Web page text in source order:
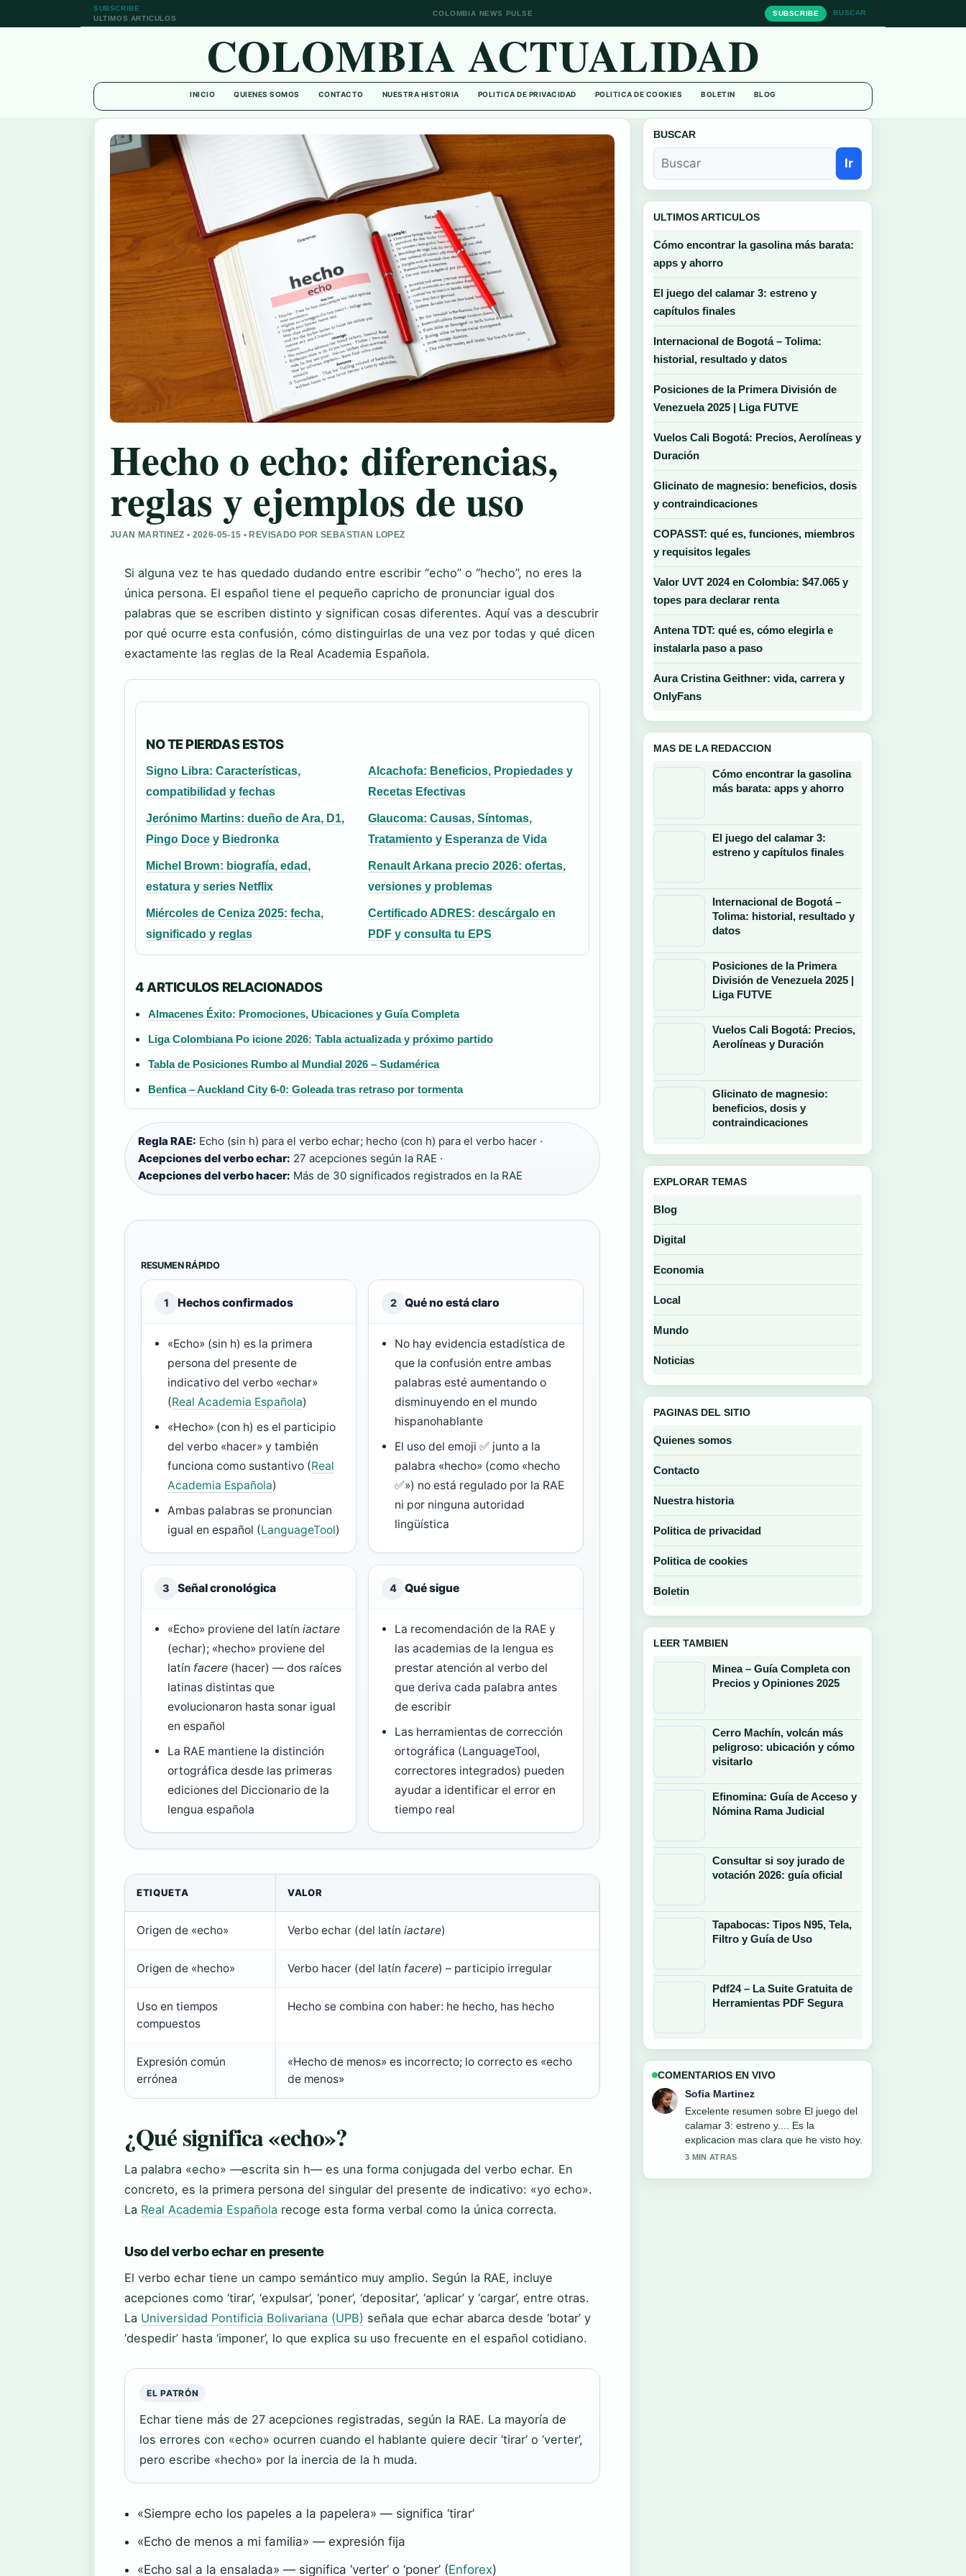
SUBSCRIBE
ULTIMOS ARTICULOS
COLOMBIA NEWS PULSE SUBSCRIBE BUSCAR
COLOMBIA ACTUALIDAD
INICIO QUIENES SOMOS CONTACTO NUESTRA HISTORIA POLITICA DE PRIVACIDAD POLITICA DE COOKIES BOLETIN BLOG
Hecho o echo: diferencias,
reglas y ejemplos de uso
JUAN MARTINEZ • 2026-05-15 • REVISADO POR SEBASTIAN LOPEZ
Si alguna vez te has quedado dudando entre escribir “echo” o “hecho”, no eres la
única persona. El español tiene el pequeño capricho de pronunciar igual dos
palabras que se escriben distinto y significan cosas diferentes. Aquí vas a descubrir
por qué ocurre esta confusión, cómo distinguirlas de una vez por todas y qué dicen
exactamente las reglas de la Real Academia Española.
NO TE PIERDAS ESTOS
Signo Libra: Características,
compatibilidad y fechas
Alcachofa: Beneficios, Propiedades y
Recetas Efectivas
Jerónimo Martins: dueño de Ara, D1,
Pingo Doce y Biedronka
Glaucoma: Causas, Síntomas,
Tratamiento y Esperanza de Vida
Michel Brown: biografía, edad,
estatura y series Netflix
Renault Arkana precio 2026: ofertas,
versiones y problemas
Miércoles de Ceniza 2025: fecha,
significado y reglas
Certificado ADRES: descárgalo en
PDF y consulta tu EPS
4 ARTICULOS RELACIONADOS
Almacenes Éxito: Promociones, Ubicaciones y Guía Completa
Liga Colombiana Po icione 2026: Tabla actualizada y próximo partido
Tabla de Posiciones Rumbo al Mundial 2026 – Sudamérica
Benfica – Auckland City 6-0: Goleada tras retraso por tormenta
Regla RAE: Echo (sin h) para el verbo echar; hecho (con h) para el verbo hacer ·
Acepciones del verbo echar: 27 acepciones según la RAE ·
Acepciones del verbo hacer: Más de 30 significados registrados en la RAE
RESUMEN RÁPIDO
1 Hechos confirmados
«Echo» (sin h) es la primera
persona del presente de
indicativo del verbo «echar»
(Real Academia Española)
«Hecho» (con h) es el participio
del verbo «hacer» y también
funciona como sustantivo (Real
Academia Española)
Ambas palabras se pronuncian
igual en español (LanguageTool)
2 Qué no está claro
No hay evidencia estadística de
que la confusión entre ambas
palabras esté aumentando o
disminuyendo en el mundo
hispanohablante
El uso del emoji ✅ junto a la
palabra «hecho» (como «hecho
✅») no está regulado por la RAE
ni por ninguna autoridad
lingüística
3 Señal cronológica
«Echo» proviene del latíniactare
(echar); «hecho» proviene del
latín facere (hacer) — dos raíces
latinas distintas que
evolucionaron hasta sonar igual
en español
La RAE mantiene la distinción
ortográfica desde las primeras
ediciones del Diccionario de la
lengua española
4 Qué sigue
La recomendación de la RAE y
las academias de la lengua es
prestar atención al verbo del
que deriva cada palabra antes
de escribir
Las herramientas de corrección
ortográfica (LanguageTool,
correctores integrados) pueden
ayudar a identificar el error en
tiempo real
ETIQUETA VALOR
Origen de «echo» Verbo echar (del latín iactare)
Origen de «hecho» Verbo hacer (del latín facere) – participio irregular
Uso en tiempos
compuestos
Hecho se combina con haber: he hecho, has hecho
Expresión común
errónea
«Hecho de menos» es incorrecto; lo correcto es «echo
de menos»
¿Qué significa «echo»?
La palabra «echo» —escrita sin h— es una forma conjugada del verbo echar. En
concreto, es la primera persona del singular del presente de indicativo: «yo echo».
La Real Academia Española recoge esta forma verbal como la única correcta.
Uso del verbo echar en presente
El verbo echar tiene un campo semántico muy amplio. Según la RAE, incluye
acepciones como ‘tirar’, ‘expulsar’, ‘poner’, ‘depositar’, ‘aplicar’ y ‘cargar’, entre otras.
La Universidad Pontificia Bolivariana (UPB) señala que echar abarca desde ‘botar’ y
‘despedir’ hasta ‘imponer’, lo que explica su uso frecuente en el español cotidiano.
EL PATRÓN
Echar tiene más de 27 acepciones registradas, según la RAE. La mayoría de
los errores con «echo» ocurren cuando el hablante quiere decir ‘tirar’ o ‘verter’,
pero escribe «hecho» por la inercia de la h muda.
«Siempre echo los papeles a la papelera» — significa ‘tirar’
«Echo de menos a mi familia» — expresión fija
«Echo sal a la ensalada» — significa ‘verter’ o ‘poner’ (Enforex)
BUSCAR
Ir
ULTIMOS ARTICULOS
Cómo encontrar la gasolina más barata:
apps y ahorro
El juego del calamar 3: estreno y
capítulos finales
Internacional de Bogotá – Tolima:
historial, resultado y datos
Posiciones de la Primera División de
Venezuela 2025 | Liga FUTVE
Vuelos Cali Bogotá: Precios, Aerolíneas y
Duración
Glicinato de magnesio: beneficios, dosis
y contraindicaciones
COPASST: qué es, funciones, miembros
y requisitos legales
Valor UVT 2024 en Colombia: $47.065 y
topes para declarar renta
Antena TDT: qué es, cómo elegirla e
instalarla paso a paso
Aura Cristina Geithner: vida, carrera y
OnlyFans
MAS DE LA REDACCION
Cómo encontrar la gasolina
más barata: apps y ahorro
El juego del calamar 3:
estreno y capítulos finales
Internacional de Bogotá –
Tolima: historial, resultado y
datos
Posiciones de la Primera
División de Venezuela 2025 |
Liga FUTVE
Vuelos Cali Bogotá: Precios,
Aerolíneas y Duración
Glicinato de magnesio:
beneficios, dosis y
contraindicaciones
EXPLORAR TEMAS
Blog
Digital
Economia
Local
Mundo
Noticias
PAGINAS DEL SITIO
Quienes somos
Contacto
Nuestra historia
Politica de privacidad
Politica de cookies
Boletin
LEER TAMBIEN
Minea – Guía Completa con
Precios y Opiniones 2025
Cerro Machín, volcán más
peligroso: ubicación y cómo
visitarlo
Efinomina: Guía de Acceso y
Nómina Rama Judicial
Consultar si soy jurado de
votación 2026: guía oficial
Tapabocas: Tipos N95, Tela,
Filtro y Guía de Uso
Pdf24 – La Suite Gratuita de
Herramientas PDF Segura
COMENTARIOS EN VIVO
Mateo Lopez
Estoy siguiendo Internacional de
Bogotá &#8211; Tolima: historial,
resultado... de cerca y se agradece el
tono equilibrado.